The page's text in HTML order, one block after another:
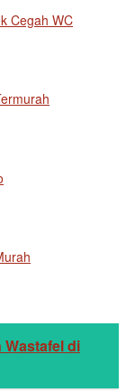
Cegah WC
di